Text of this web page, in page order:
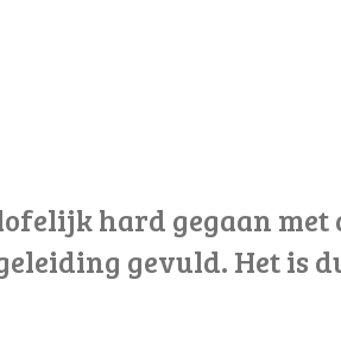
hard gegaan
gevuld. Het is